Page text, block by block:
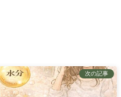
次の記事